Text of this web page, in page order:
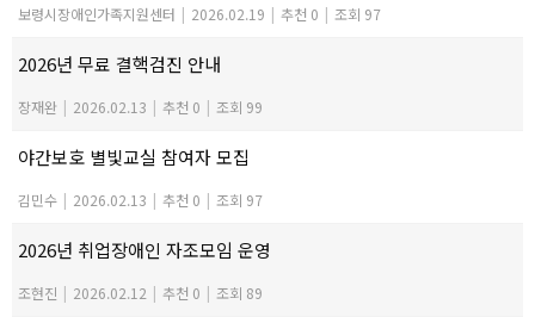
보령시장애인가족지원센터 | 2026.02.19 | 추천 0 | 조회 97
2026년 무료 결핵검진 안내
장재완 | 2026.02.13 | 추천 0 | 조회 99
야간보호 별빛교실 참여자 모집
김민수 | 2026.02.13 | 추천 0 | 조회 97
2026년 취업장애인 자조모임 운영
조현진 | 2026.02.12 | 추천 0 | 조회 89